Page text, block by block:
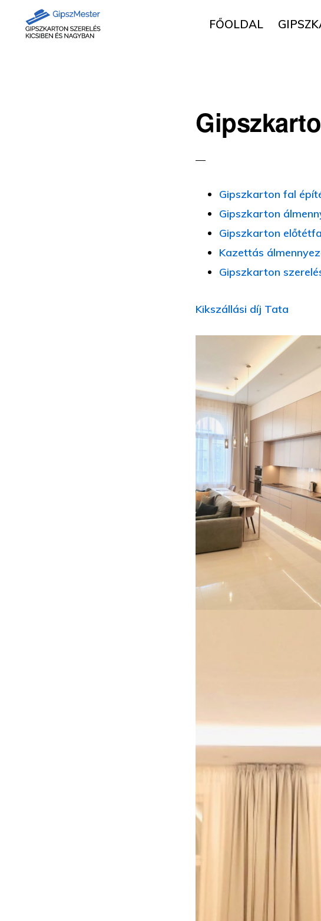
FŐOLDAL
Gipszkarton fal
Gipszkarton
Gipszkarton
Kazettás
Gipszkarton
Kikszállási díj Tata